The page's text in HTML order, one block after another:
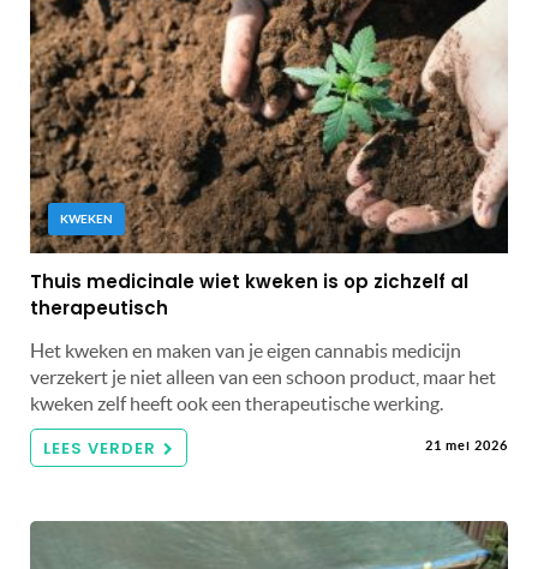
KWEKEN
Thuis medicinale wiet kweken is op zichzelf al
therapeutisch
Het kweken en maken van je eigen cannabis medicijn
verzekert je niet alleen van een schoon product, maar het
kweken zelf heeft ook een therapeutische werking.
LEES VERDER 21 mei 2026